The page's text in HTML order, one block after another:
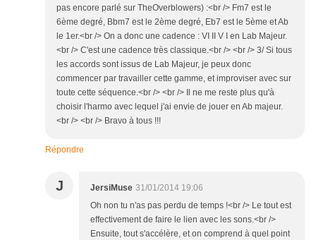
pas encore parlé sur TheOverblowers) :<br /> Fm7 est le
6ème degré, Bbm7 est le 2ème degré, Eb7 est le 5ème et Ab
le 1er.<br /> On a donc une cadence : VI II V I en Lab Majeur.
<br /> C'est une cadence très classique.<br /> <br /> 3/ Si tous
les accords sont issus de Lab Majeur, je peux donc
commencer par travailler cette gamme, et improviser avec sur
toute cette séquence.<br /> <br /> Il ne me reste plus qu'à
choisir l'harmo avec lequel j'ai envie de jouer en Ab majeur.
<br /> <br /> Bravo à tous !!!
Répondre
J JersiMuse 31/01/2014 19:06
Oh non tu n'as pas perdu de temps !<br /> Le tout est
effectivement de faire le lien avec les sons.<br />
Ensuite, tout s'accélère, et on comprend à quel point